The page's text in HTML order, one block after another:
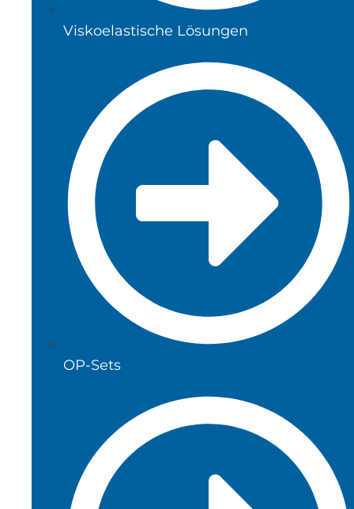
Viskoelastische Lösungen
OP-Sets